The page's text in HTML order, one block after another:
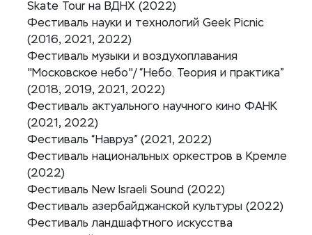
Skate Tour на ВДНХ (2022)
Фестиваль науки и технологий Geek Picnic
(2016, 2021, 2022)
Фестиваль музыки и воздухоплавания
"Московское небо"/ “Небо. Теория и практика”
(2018, 2019, 2021, 2022)
Фестиваль актуального научного кино ФАНК
(2021, 2022)
Фестиваль “Навруз” (2021, 2022)
Фестиваль национальных оркестров в Кремле
(2022)
Фестиваль New Israeli Sound (2022)
Фестиваль азербайджанской культуры (2022)
Фестиваль ландшафтного искусства